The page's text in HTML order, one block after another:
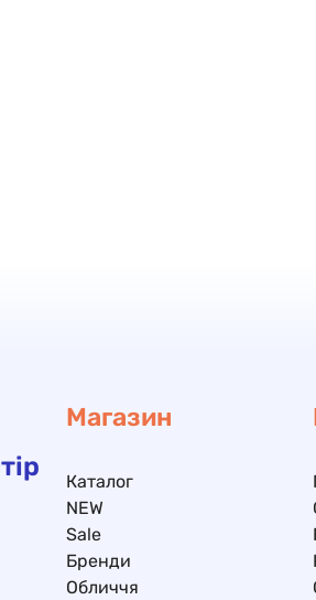
Магазин
Каталог
NEW
Sale
Бренди
Обличчя